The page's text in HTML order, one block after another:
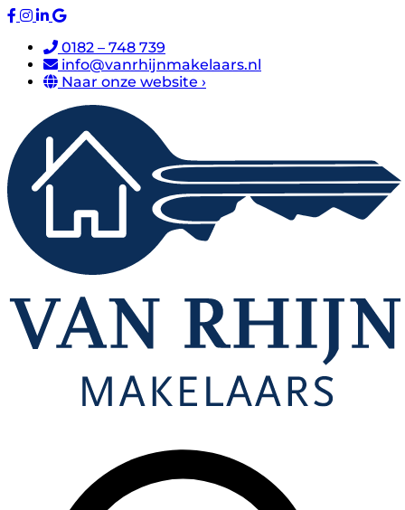
0182 – 748 739
info@vanrhijnmakelaars.nl
Naar onze website ›